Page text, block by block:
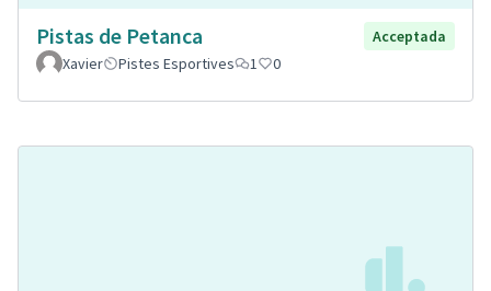
Pistas de Petanca
Acceptada
Xavier
Pistes Esportives 1 0